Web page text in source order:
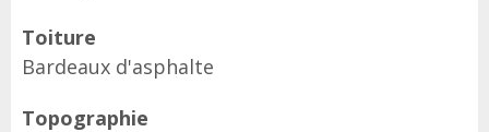
Toiture
Bardeaux d'asphalte
Topographie